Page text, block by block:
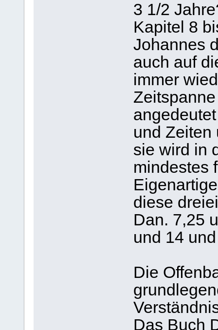
3 1/2
Kapitel 8
Johannes
auch auf
immer
und Zeiten
sie wird in
mindestes
diese
Dan. 7,25
und 14
Die
Das Buch